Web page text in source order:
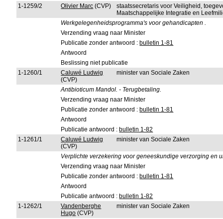
1-1259/2
Olivier Marc (CVP)
staatssecretaris voor Veiligheid,
Maatschappelijke Integratie en
Werkgelegenheidsprogramma's voor gehandicapten .
Verzending vraag naar Minister
Publicatie zonder antwoord : bulletin 1-81
Antwoord
Beslissing niet publicatie
1-1260/1
Caluwé Ludwig
(CVP)
minister van Sociale Zaken
Antibioticum Mandol. - Terugbetaling.
Verzending vraag naar Minister
Publicatie zonder antwoord : bulletin 1-81
Antwoord
Publicatie antwoord : bulletin 1-82
1-1261/1
Caluwé Ludwig
(CVP)
minister van Sociale Zaken
Verplichte verzekering voor geneeskundige verzorging en
Verzending vraag naar Minister
Publicatie zonder antwoord : bulletin 1-81
Antwoord
Publicatie antwoord : bulletin 1-82
1-1262/1
Vandenberghe
Hugo (CVP)
minister van Sociale Zaken